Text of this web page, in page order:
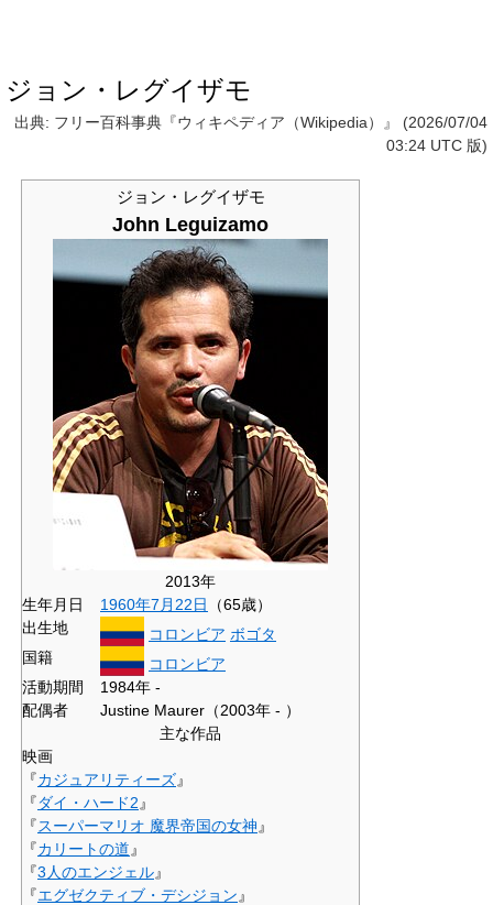
ジョン・レグイザモ
出典: フリー百科事典『ウィキペディア（Wikipedia）』 (2026/07/04
03:24 UTC 版)
ジョン・レグイザモ
John Leguizamo
2013年
生年月日
1960年7月22日
（65歳）
出生地
コロンビア ボゴタ
国籍
コロンビア
活動期間
1984年 -
配偶者
Justine Maurer（2003年 - ）
主な作品
映画
『カジュアリティーズ』
『ダイ・ハード2 』
『スーパーマリオ 魔界帝国の女神 』
『カリートの道 』
『3人のエンジェル』
『エグゼクティブ・デシジョン 』